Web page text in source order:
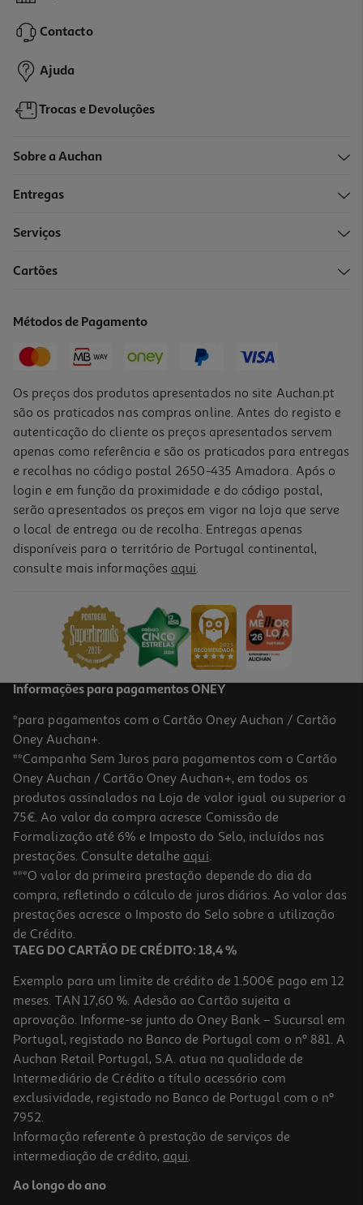
Contacto
Ajuda
Trocas e Devoluções
Sobre a Auchan
Entregas
Serviços
Cartões
Métodos de Pagamento
Os preços dos produtos apresentados no site Auchan.pt
são os praticados nas compras online. Antes do registo e
autenticação do cliente os preços apresentados servem
apenas como referência e são os praticados para entregas
e recolhas no código postal 2650-435 Amadora. Após o
login e em função da proximidade e do código postal,
serão apresentados os preços em vigor na loja que serve
o local de entrega ou de recolha. Entregas apenas
disponíveis para o território de Portugal continental,
consulte mais informações aqui.
Informações para pagamentos ONEY
*para pagamentos com o Cartão Oney Auchan / Cartão
Oney Auchan+.
**Campanha Sem Juros para pagamentos com o Cartão
Oney Auchan / Cartão Oney Auchan+, em todos os
produtos assinalados na Loja de valor igual ou superior a
75€. Ao valor da compra acresce Comissão de
Formalização até 6% e Imposto do Selo, incluídos nas
prestações. Consulte detalhe aqui.
***O valor da primeira prestação depende do dia da
compra, refletindo o cálculo de juros diários. Ao valor das
prestações acresce o Imposto do Selo sobre a utilização
de Crédito.
TAEG DO CARTÃO DE CRÉDITO: 18,4 %
Exemplo para um limite de crédito de 1.500€ pago em 12
meses. TAN 17,60 %. Adesão ao Cartão sujeita a
aprovação. Informe-se junto do Oney Bank – Sucursal em
Portugal, registado no Banco de Portugal com o nº 881. A
Auchan Retail Portugal, S.A. atua na qualidade de
Intermediário de Crédito a título acessório com
exclusividade, registado no Banco de Portugal com o nº
7952.
Informação referente à prestação de serviços de
intermediação de crédito, aqui.
Ao longo do ano